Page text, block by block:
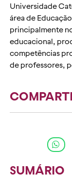
Universidade
área de
principalmente
educacional,
competências
de professores,
SUMÁRIO